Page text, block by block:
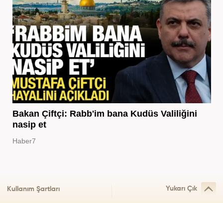
Bakan Çiftçi: Rabb'im bana Kudüs Valiliğini
nasip et
Haber7
Kullanım Şartları Yukarı Çık